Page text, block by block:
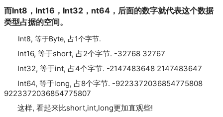
而Int8，Int16，Int32，nt64，后面的数字就代表这个数据
类型占据的空间。
Int8, 等于Byte, 占1个字节.
Int16, 等于short, 占2个字节. -32768 32767
Int32, 等于int, 占4个字节. -2147483648 2147483647
Int64, 等于long, 占8个字节. -9223372036854775808
9223372036854775807
这样, 看起来比short,int,long更加直观些!